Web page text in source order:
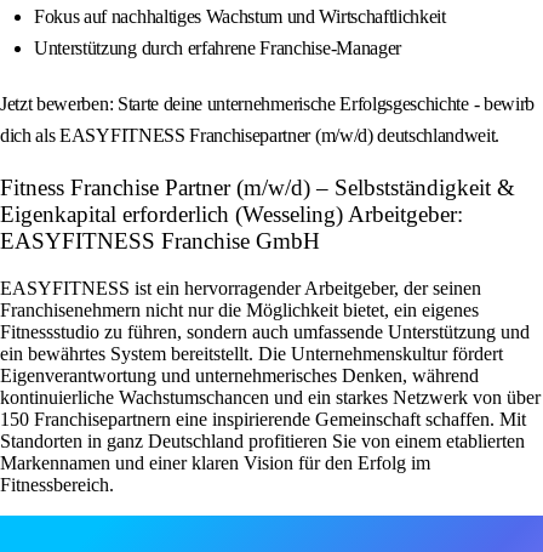
Fokus auf nachhaltiges Wachstum und Wirtschaftlichkeit
Unterstützung durch erfahrene Franchise-Manager
Jetzt bewerben: Starte deine unternehmerische Erfolgsgeschichte - bewirb
dich als EASYFITNESS Franchisepartner (m/w/d) deutschlandweit.
Fitness Franchise Partner (m/w/d) – Selbstständigkeit &
Eigenkapital erforderlich (Wesseling) Arbeitgeber:
EASYFITNESS Franchise GmbH
EASYFITNESS ist ein hervorragender Arbeitgeber, der seinen
Franchisenehmern nicht nur die Möglichkeit bietet, ein eigenes
Fitnessstudio zu führen, sondern auch umfassende Unterstützung und
ein bewährtes System bereitstellt. Die Unternehmenskultur fördert
Eigenverantwortung und unternehmerisches Denken, während
kontinuierliche Wachstumschancen und ein starkes Netzwerk von über
150 Franchisepartnern eine inspirierende Gemeinschaft schaffen. Mit
Standorten in ganz Deutschland profitieren Sie von einem etablierten
Markennamen und einer klaren Vision für den Erfolg im
Fitnessbereich.